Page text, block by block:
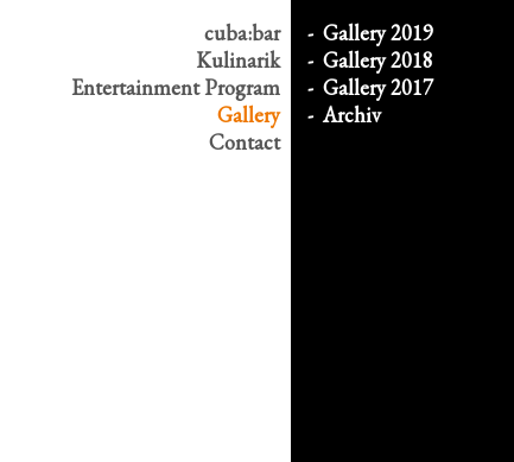
cuba:bar
Kulinarik
EntertainmentProgram
Gallery
Gallery 2019
Gallery 2018
Gallery 2017
Archiv
Contact